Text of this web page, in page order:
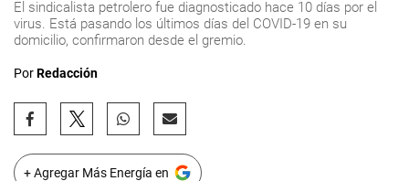
El sindicalista petrolero fue diagnosticado hace 10 días por el
virus. Está pasando los últimos días del COVID-19 en su
domicilio, confirmaron desde el gremio.
PorRedacción
+ Agregar Más Energía en